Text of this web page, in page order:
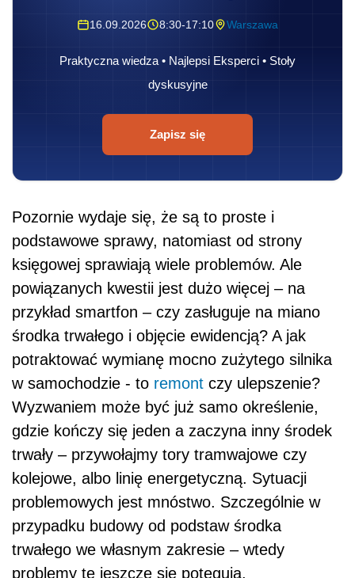
16.09.2026 8:30-17:10 Warszawa
Praktyczna wiedza • Najlepsi Eksperci • Stoły
dyskusyjne
Zapisz się
Pozornie wydaje się, że są to proste i
podstawowe sprawy, natomiast od strony
księgowej sprawiają wiele problemów. Ale
powiązanych kwestii jest dużo więcej – na
przykład smartfon – czy zasługuje na miano
środka trwałego i objęcie ewidencją? A jak
potraktować wymianę mocno zużytego silnika
w samochodzie - to remont czy ulepszenie?
Wyzwaniem może być już samo określenie,
gdzie kończy się jeden a zaczyna inny środek
trwały – przywołajmy tory tramwajowe czy
kolejowe, albo linię energetyczną. Sytuacji
problemowych jest mnóstwo. Szczególnie w
przypadku budowy od podstaw środka
trwałego we własnym zakresie – wtedy
problemy te jeszcze się potęgują.